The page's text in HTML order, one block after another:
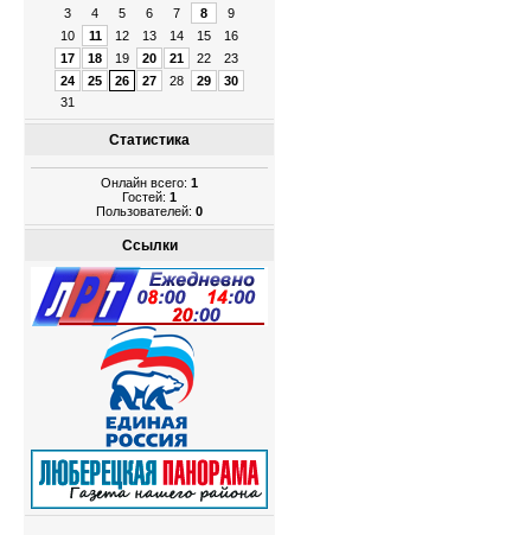
3
4 5 6 7 8
9
10
11 12 13 14 15
16
17
18 19 20 21 22
23
24
25 26 27 28 29
30
31
Статистика
Онлайн всего: 1
Гостей: 1
Пользователей: 0
Ссылки